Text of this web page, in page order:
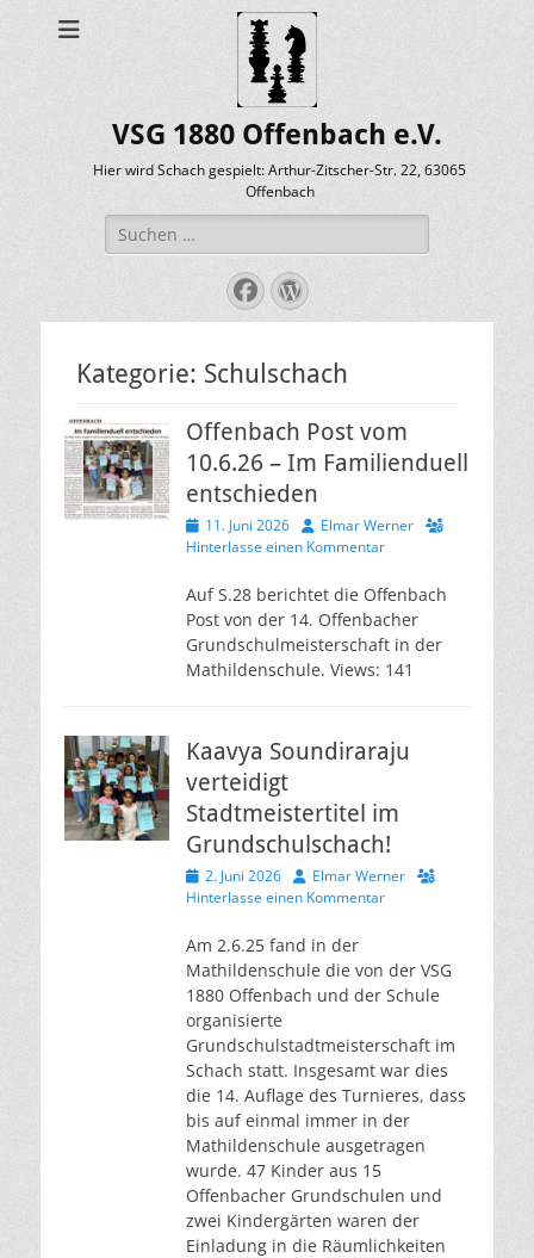
VSG 1880 Offenbach e.V.
Hier wird Schach gespielt: Arthur-Zitscher-Str. 22, 63065
Offenbach
Suche
nach:
Facebook
WordPress
Kategorie: Schulschach
Offenbach Post vom
10.6.26 – Im Familienduell
entschieden
Veröffentlicht
am
11. Juni 2026 AutorElmar Werner
Hinterlasse einen Kommentar
Auf S.28 berichtet die Offenbach
Post von der 14. Offenbacher
Grundschulmeisterschaft in der
Mathildenschule. Views: 141
Kaavya Soundiraraju
verteidigt
Stadtmeistertitel im
Grundschulschach!
Veröffentlicht
am
2. Juni 2026 AutorElmar Werner
Hinterlasse einen Kommentar
Am 2.6.25 fand in der
Mathildenschule die von der VSG
1880 Offenbach und der Schule
organisierte
Grundschulstadtmeisterschaft im
Schach statt. Insgesamt war dies
die 14. Auflage des Turnieres, dass
bis auf einmal immer in der
Mathildenschule ausgetragen
wurde. 47 Kinder aus 15
Offenbacher Grundschulen und
zwei Kindergärten waren der
Einladung in die Räumlichkeiten